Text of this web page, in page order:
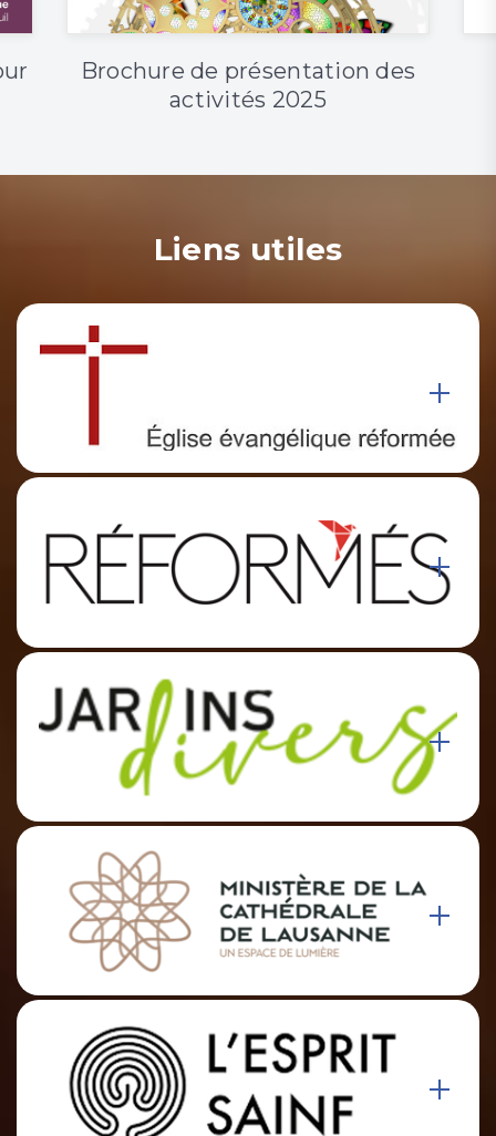
Brochure de présentation des
activités 2025
Liens utiles